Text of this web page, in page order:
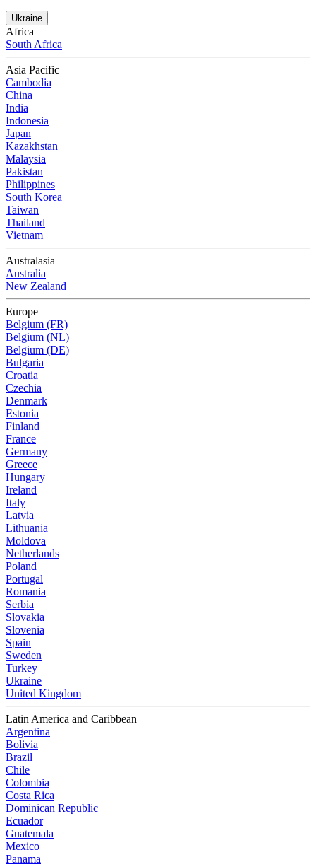
Ukraine
Africa
South Africa
Asia Pacific
Cambodia
China
India
Indonesia
Japan
Kazakhstan
Malaysia
Pakistan
Philippines
South Korea
Taiwan
Thailand
Vietnam
Australasia
Australia
New Zealand
Europe
Belgium (FR)
Belgium (NL)
Belgium (DE)
Bulgaria
Croatia
Czechia
Denmark
Estonia
Finland
France
Germany
Greece
Hungary
Ireland
Italy
Latvia
Lithuania
Moldova
Netherlands
Poland
Portugal
Romania
Serbia
Slovakia
Slovenia
Spain
Sweden
Turkey
Ukraine
United Kingdom
Latin America and Caribbean
Argentina
Bolivia
Brazil
Chile
Colombia
Costa Rica
Dominican Republic
Ecuador
Guatemala
Mexico
Panama